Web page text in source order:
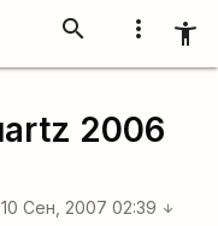
more_vert accessibility_new
search
2006
10 Сен, 2007 02:39 arrow_downward